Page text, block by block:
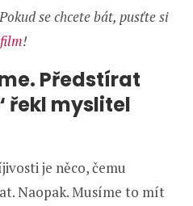
se chcete bát, pusťte si
!
Předstírat
řekl myslitel
je něco, čemu
Naopak. Musíme to mít